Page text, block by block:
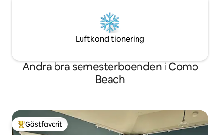
Luftkonditionering
Andra bra semesterboenden i Como
Beach
Populär gästfavorit
Gästfavorit